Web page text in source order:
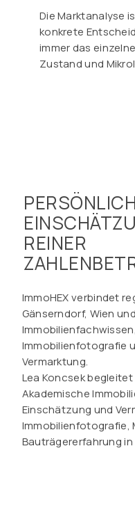
Die Marktanalyse
konkrete
immer das
Zustand und
REINER
ImmoHEX verbindet
Gänserndorf, Wien
Immobilienfotografie
Vermarktung.
Lea Koncsek
Akademische
Einschätzung und
Immobilienfotografie,
Bauträgererfahrung